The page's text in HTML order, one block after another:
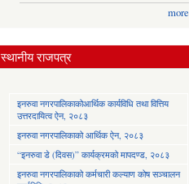
more
स्थानीय राजपत्र
इनरुवा नगरपालिकाकोआर्थिक कार्यविधि तथा वित्तिय
उत्तरदायित्व ऐन, २०८३
इनरुवा नगरपालिकाको आर्थिक ऐन, २०८३
“इनरुवा डे (दिवस)” कार्यक्रमको मापदण्ड, २०८३
इनरुवा नगरपालिकाको कर्मचारी कल्याण कोष सञ्चालन